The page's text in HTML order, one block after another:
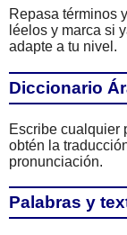
Repasa términos
léelos y marca si
adapte a tu nivel.
Diccionario
Escribe cualquier
obtén la
pronunciación.
Palabras y